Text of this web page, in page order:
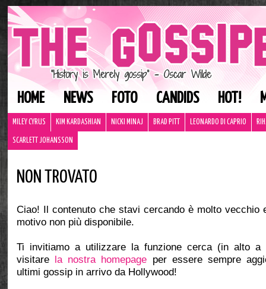
HOME NEWS FOTO CANDIDS HOT!
MILEY CYRUS KIM KARDASHIAN NICKI MINAJ BRAD PITT LEONARDO DI CAPRIO
SCARLETT JOHANSSON
NON TROVATO
Ciao! Il contenuto che stavi cercando è molto vecchio
motivo non più disponibile.
Ti invitiamo a utilizzare la funzione cerca (in alto a
visitare la nostra homepage per essere sempre
ultimi gossip in arrivo da Hollywood!